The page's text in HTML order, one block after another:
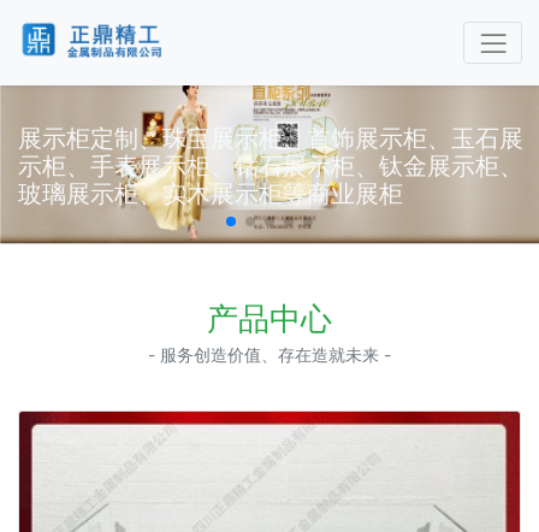
展示柜定制、珠宝展示柜、首饰展示柜、玉石展
示柜、手表展示柜、钻石展示柜、钛金展示柜、
玻璃展示柜、实木展示柜等商业展柜
产品中心
- 服务创造价值、存在造就未来 -